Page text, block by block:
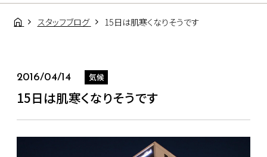
スタッフブログ 15日は肌寒くなりそうです
2016/04/14 気候
15日は肌寒くなりそうです